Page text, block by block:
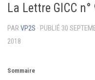
La Lettre GICC
PAR VP2S · PUBLIÉ 30
2018
Sommaire